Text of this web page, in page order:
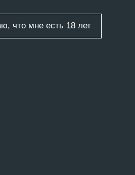
что мне есть 18 лет